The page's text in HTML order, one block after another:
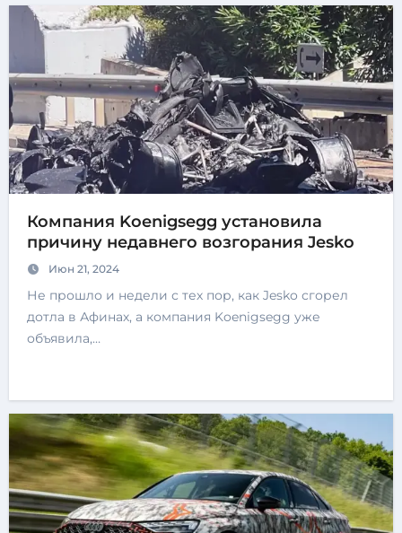
Компания Koenigsegg установила
причину недавнего возгорания Jesko
Июн 21, 2024
Не прошло и недели с тех пор, как Jesko сгорел
дотла в Афинах, а компания Koenigsegg уже
объявила,…